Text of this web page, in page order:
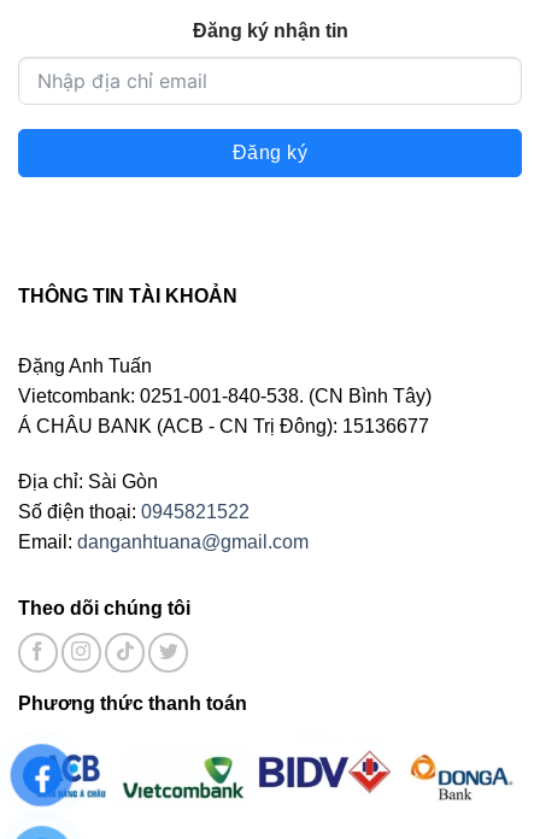
Đăng ký nhận tin
Đăng ký
THÔNG TIN TÀI KHOẢN
Đặng Anh Tuấn
Vietcombank: 0251-001-840-538. (CN Bình Tây)
Á CHÂU BANK (ACB - CN Trị Đông): 15136677
Địa chỉ: Sài Gòn
Số điện thoại: 0945821522
Email: danganhtuana@gmail.com
Theo dõi chúng tôi
Phương thức thanh toán